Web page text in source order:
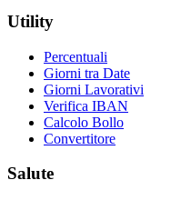
Utility
Percentuali
Giorni tra Date
Giorni Lavorativi
Verifica IBAN
Calcolo Bollo
Convertitore
Salute